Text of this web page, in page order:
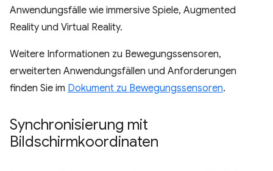
Anwendungsfälle wie immersive Spiele, Augmented
Reality und Virtual Reality.
Weitere Informationen zu Bewegungssensoren,
erweiterten Anwendungsfällen und Anforderungen
finden Sie im Dokument zu Bewegungssensoren.
Synchronisierung mit
Bildschirmkoordinaten